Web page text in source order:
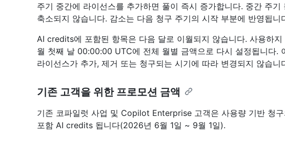
주기 중간에 라이선스를 추가하면 풀이 즉시 증가합니다. 중간 주기
축소되지 않습니다. 감소는 다음 청구 주기의 시작 부분에 반영됩니
AI credits에 포함된 항목은 다음 달로 이월되지 않습니다. 사용하
월 첫째 날 00:00:00 UTC에 전체 월별 금액으로 다시 설정됩니다.
라이선스가 추가, 제거 또는 청구되는 시기에 따라 변경되지 않습니
기존 고객을 위한 프로모션 금액
기존 코파일럿 사업 및 Copilot Enterprise 고객은 사용량 기반 청
포함 AI credits 됩니다(2026년 6월 1일 ~ 9월 1일).